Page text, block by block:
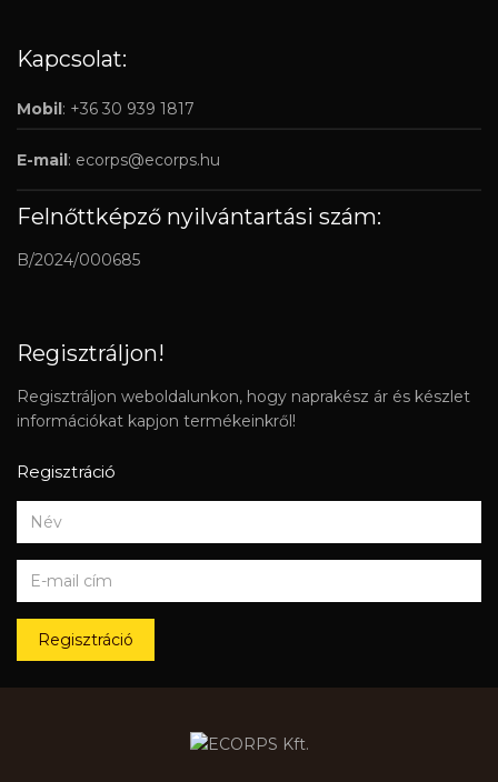
Kapcsolat:
Mobil: +36 30 939 1817
E-mail: ecorps@ecorps.hu
Felnőttképző nyilvántartási szám:
B/2024/000685
Regisztráljon!
Regisztráljon weboldalunkon, hogy naprakész ár és készlet
információkat kapjon termékeinkről!
Regisztráció
Regisztráció